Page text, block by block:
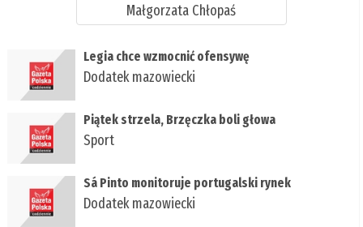
Małgorzata Chłopaś
Legia chce wzmocnić ofensywę
Dodatek mazowiecki
Piątek strzela, Brzęczka boli głowa
Sport
Sá Pinto monitoruje portugalski rynek
Dodatek mazowiecki